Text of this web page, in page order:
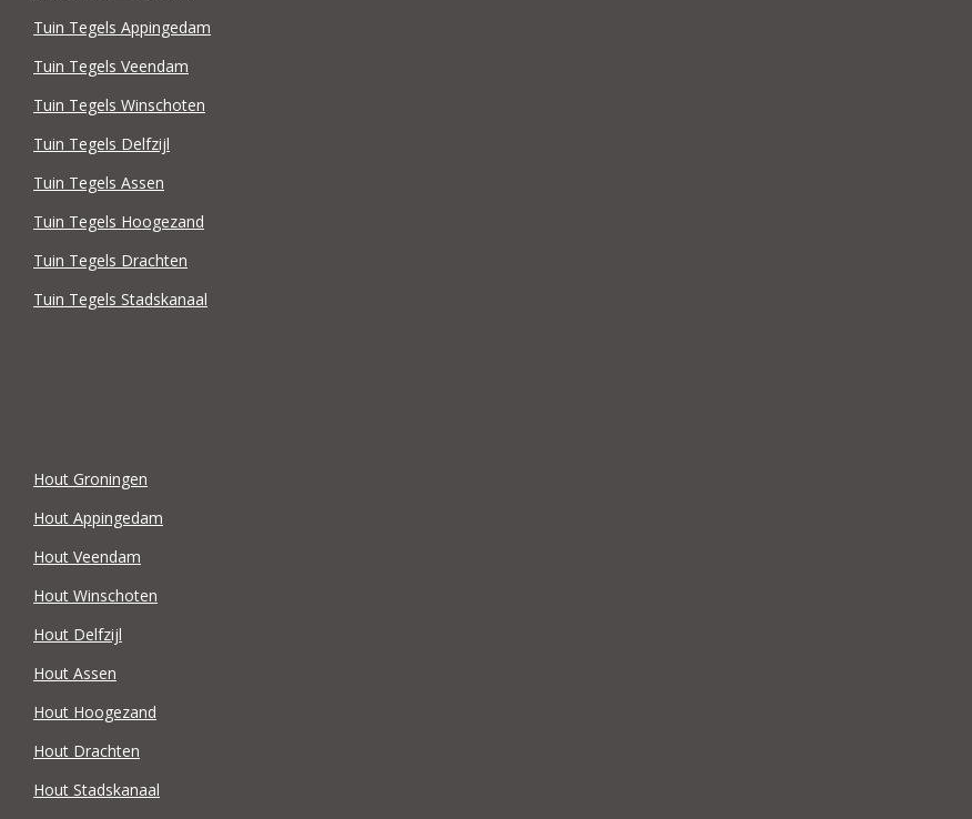
Tuin Tegels Appingedam
Tuin Tegels Veendam
Tuin Tegels Winschoten
Tuin Tegels Delfzijl
Tuin Tegels Assen
Tuin Tegels Hoogezand
Tuin Tegels Drachten
Tuin Tegels Stadskanaal
Hout Groningen
Hout Appingedam
Hout Veendam
Hout Winschoten
Hout Delfzijl
Hout Assen
Hout Hoogezand
Hout Drachten
Hout Stadskanaal